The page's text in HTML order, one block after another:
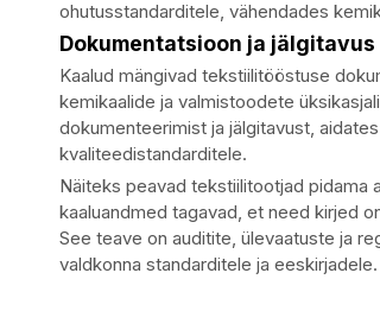
ohutusstandarditele, vähendades
Dokumentatsioon ja jälgitavus
Kaalud mängivad tekstiilitööstuse
kemikaalide ja valmistoodete
dokumenteerimist ja jälgitavust,
kvaliteedistandarditele.
Näiteks peavad tekstiilitootjad pidama
kaaluandmed tagavad, et need kirjed
See teave on auditite, ülevaatuste ja
valdkonna standarditele ja eeskirjadele.